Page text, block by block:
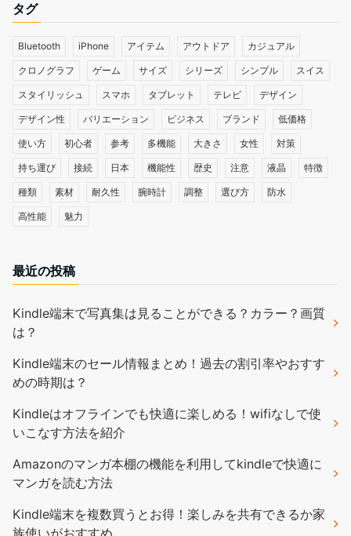
タグ
Bluetooth iPhone アイテム アウトドア カジュアル
クロノグラフ ゲーム サイズ シリーズ シンプル スイス
スタイリッシュ スマホ タブレット テレビ デザイン
デザイン性 バリエーション ビジネス ブランド 低価格
使い方 初心者 参考 多機能 大きさ 女性 対策
持ち運び 接続 日本 機能性 歴史 注意 液晶 特徴
種類 素材 耐久性 腕時計 調整 選び方 防水
高性能 魅力
最近の投稿
Kindle端末で写真集は見ることができる？カラー？画質
は？
Kindle端末のセール情報まとめ！過去の割引率やおすす
めの時期は？
Kindleはオフラインでも快適に楽しめる！wifiなしで使
いこなす方法を紹介
Amazonのマンガ本棚の機能を利用してkindleで快適に
マンガを読む方法
Kindle端末を複数買うとお得！楽しみを共有できるか家